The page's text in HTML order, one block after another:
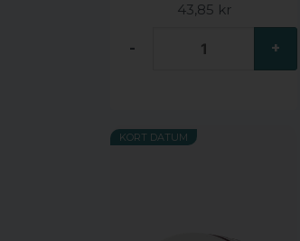
43,85 kr
- +
KORT DATUM